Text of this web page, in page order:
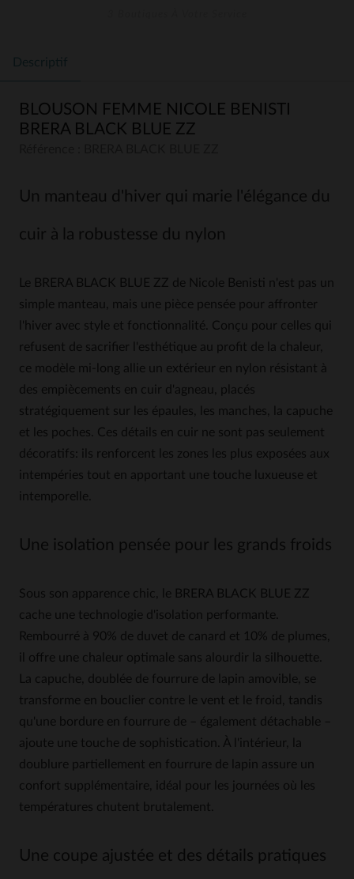
Descriptif
BLOUSON FEMME NICOLE BENISTI
BRERA BLACK BLUE ZZ
Un manteau d'hiver qui marie l'élégance du
cuir à la robustesse du nylon
Le BRERA BLACK BLUE ZZ de Nicole Benisti n'est pas un
simple manteau, mais une pièce pensée pour affronter
l'hiver avec style et fonctionnalité. Conçu pour celles qui
refusent de sacrifier l'esthétique au profit de la chaleur,
ce modèle mi-long allie un extérieur en nylon résistant à
des empiècements en cuir d'agneau, placés
stratégiquement sur les épaules, les manches, la capuche
et les poches. Ces détails en cuir ne sont pas seulement
décoratifs: ils renforcent les zones les plus exposées aux
intempéries tout en apportant une touche luxueuse et
intemporelle.
Une isolation pensée pour les grands froids
Sous son apparence chic, le BRERA BLACK BLUE ZZ
cache une technologie d'isolation performante.
Rembourré à 90% de duvet de canard et 10% de plumes,
il offre une chaleur optimale sans alourdir la silhouette.
La capuche, doublée de fourrure de lapin amovible, se
transforme en bouclier contre le vent et le froid, tandis
qu'une bordure en fourrure de – également détachable –
ajoute une touche de sophistication. À l'intérieur, la
doublure partiellement en fourrure de lapin assure un
confort supplémentaire, idéal pour les journées où les
températures chutent brutalement.
Une coupe ajustée et des détails pratiques